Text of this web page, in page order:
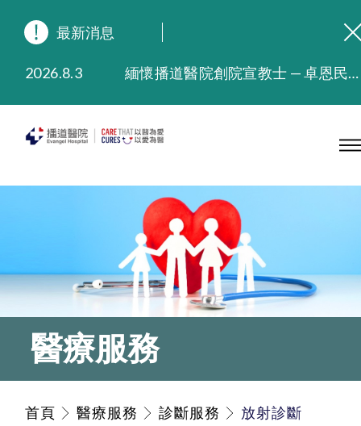
最新消息
2026.8.3
緬懷播道醫院創院宣教士 — 卓恩民醫生香港追思會
2025.9.23
本院在暴雨或颱風警告信號 (包括黑色暴雨及8號或以上熱帶氣旋警告信號) 下，仍會維持有限度服務。如有查詢，可致電2711 5222。
2025.7.21
播道醫院手機App已推出查閱病歷記錄及求診資料功能，請即下載
醫療服務
首頁 醫療服務 診斷服務 放射診斷